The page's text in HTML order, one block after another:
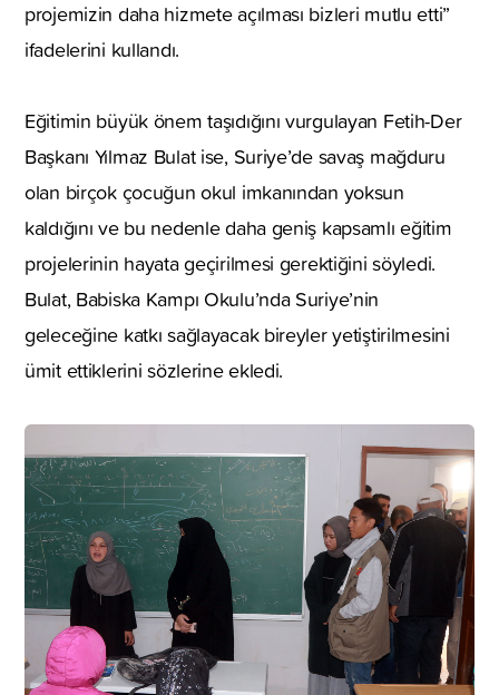
projemizin daha hizmete açılması bizleri mutlu etti”
ifadelerini kullandı.
Eğitimin büyük önem taşıdığını vurgulayan Fetih-Der
Başkanı Yılmaz Bulat ise, Suriye’de savaş mağduru
olan birçok çocuğun okul imkanından yoksun
kaldığını ve bu nedenle daha geniş kapsamlı eğitim
projelerinin hayata geçirilmesi gerektiğini söyledi.
Bulat, Babiska Kampı Okulu’nda Suriye’nin
geleceğine katkı sağlayacak bireyler yetiştirilmesini
ümit ettiklerini sözlerine ekledi.